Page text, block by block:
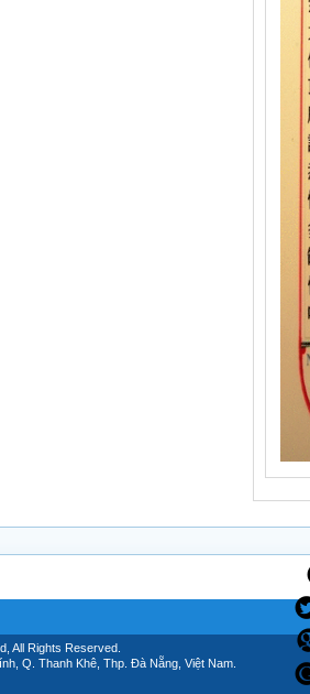
All Rights Reserved.
Q. Thanh Khê, Thp. Đà Nẵng, Việt Nam.